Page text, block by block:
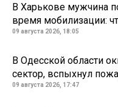
В Харькове мужчина
время мобилизации:
09 августа 2026, 18:05
В Одесской области
сектор, вспыхнул
09 августа 2026, 17:47